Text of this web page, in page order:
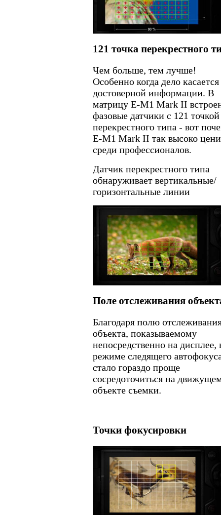
121 точка перекрестного
Чем больше, тем лучше!
Особенно когда дело касается
достоверной информации. В
матрицу E-M1 Mark II
фазовые датчики с 121 точкой
перекрестного типа - вот
E-M1 Mark II так высоко
среди профессионалов.
Датчик перекрестного типа
обнаруживает вертикальные/
горизонтальные линии
Поле отслеживания
Благодаря полю
объекта, показываемому
непосредственно на дисплее,
режиме следящего
стало гораздо проще
сосредоточиться на
объекте съемки.
Точки фокусировки